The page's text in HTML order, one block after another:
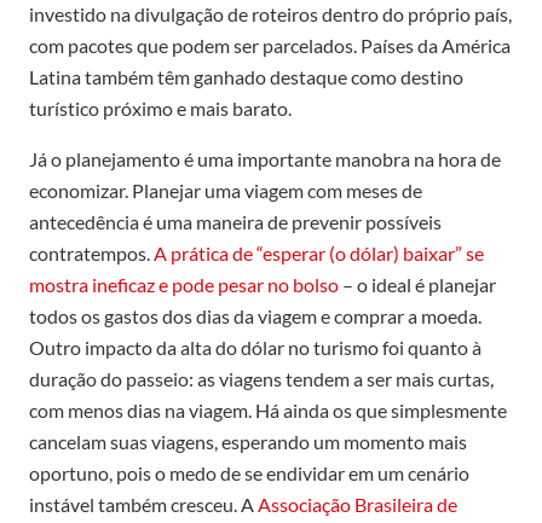
investido na divulgação de roteiros dentro do próprio país,
com pacotes que podem ser parcelados. Países da América
Latina também têm ganhado destaque como destino
turístico próximo e mais barato.
Já o planejamento é uma importante manobra na hora de
economizar. Planejar uma viagem com meses de
antecedência é uma maneira de prevenir possíveis
contratempos. A prática de “esperar (o dólar) baixar” se
mostra ineficaz e pode pesar no bolso – o ideal é planejar
todos os gastos dos dias da viagem e comprar a moeda.
Outro impacto da alta do dólar no turismo foi quanto à
duração do passeio: as viagens tendem a ser mais curtas,
com menos dias na viagem. Há ainda os que simplesmente
cancelam suas viagens, esperando um momento mais
oportuno, pois o medo de se endividar em um cenário
instável também cresceu. A Associação Brasileira de